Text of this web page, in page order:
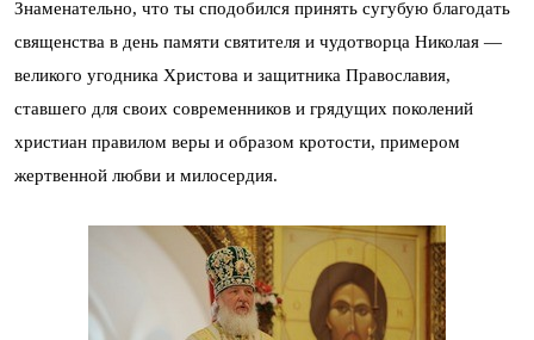
Знаменательно, что ты сподобился принять сугубую благодать
священства в день памяти святителя и чудотворца Николая —
великого угодника Христова и защитника Православия,
ставшего для своих современников и грядущих поколений
христиан правилом веры и образом кротости, примером
жертвенной любви и милосердия.